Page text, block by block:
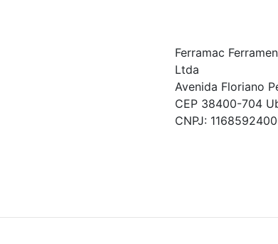
Ferramac
Ltda
Avenida Floriano
CEP 38400-704
CNPJ: